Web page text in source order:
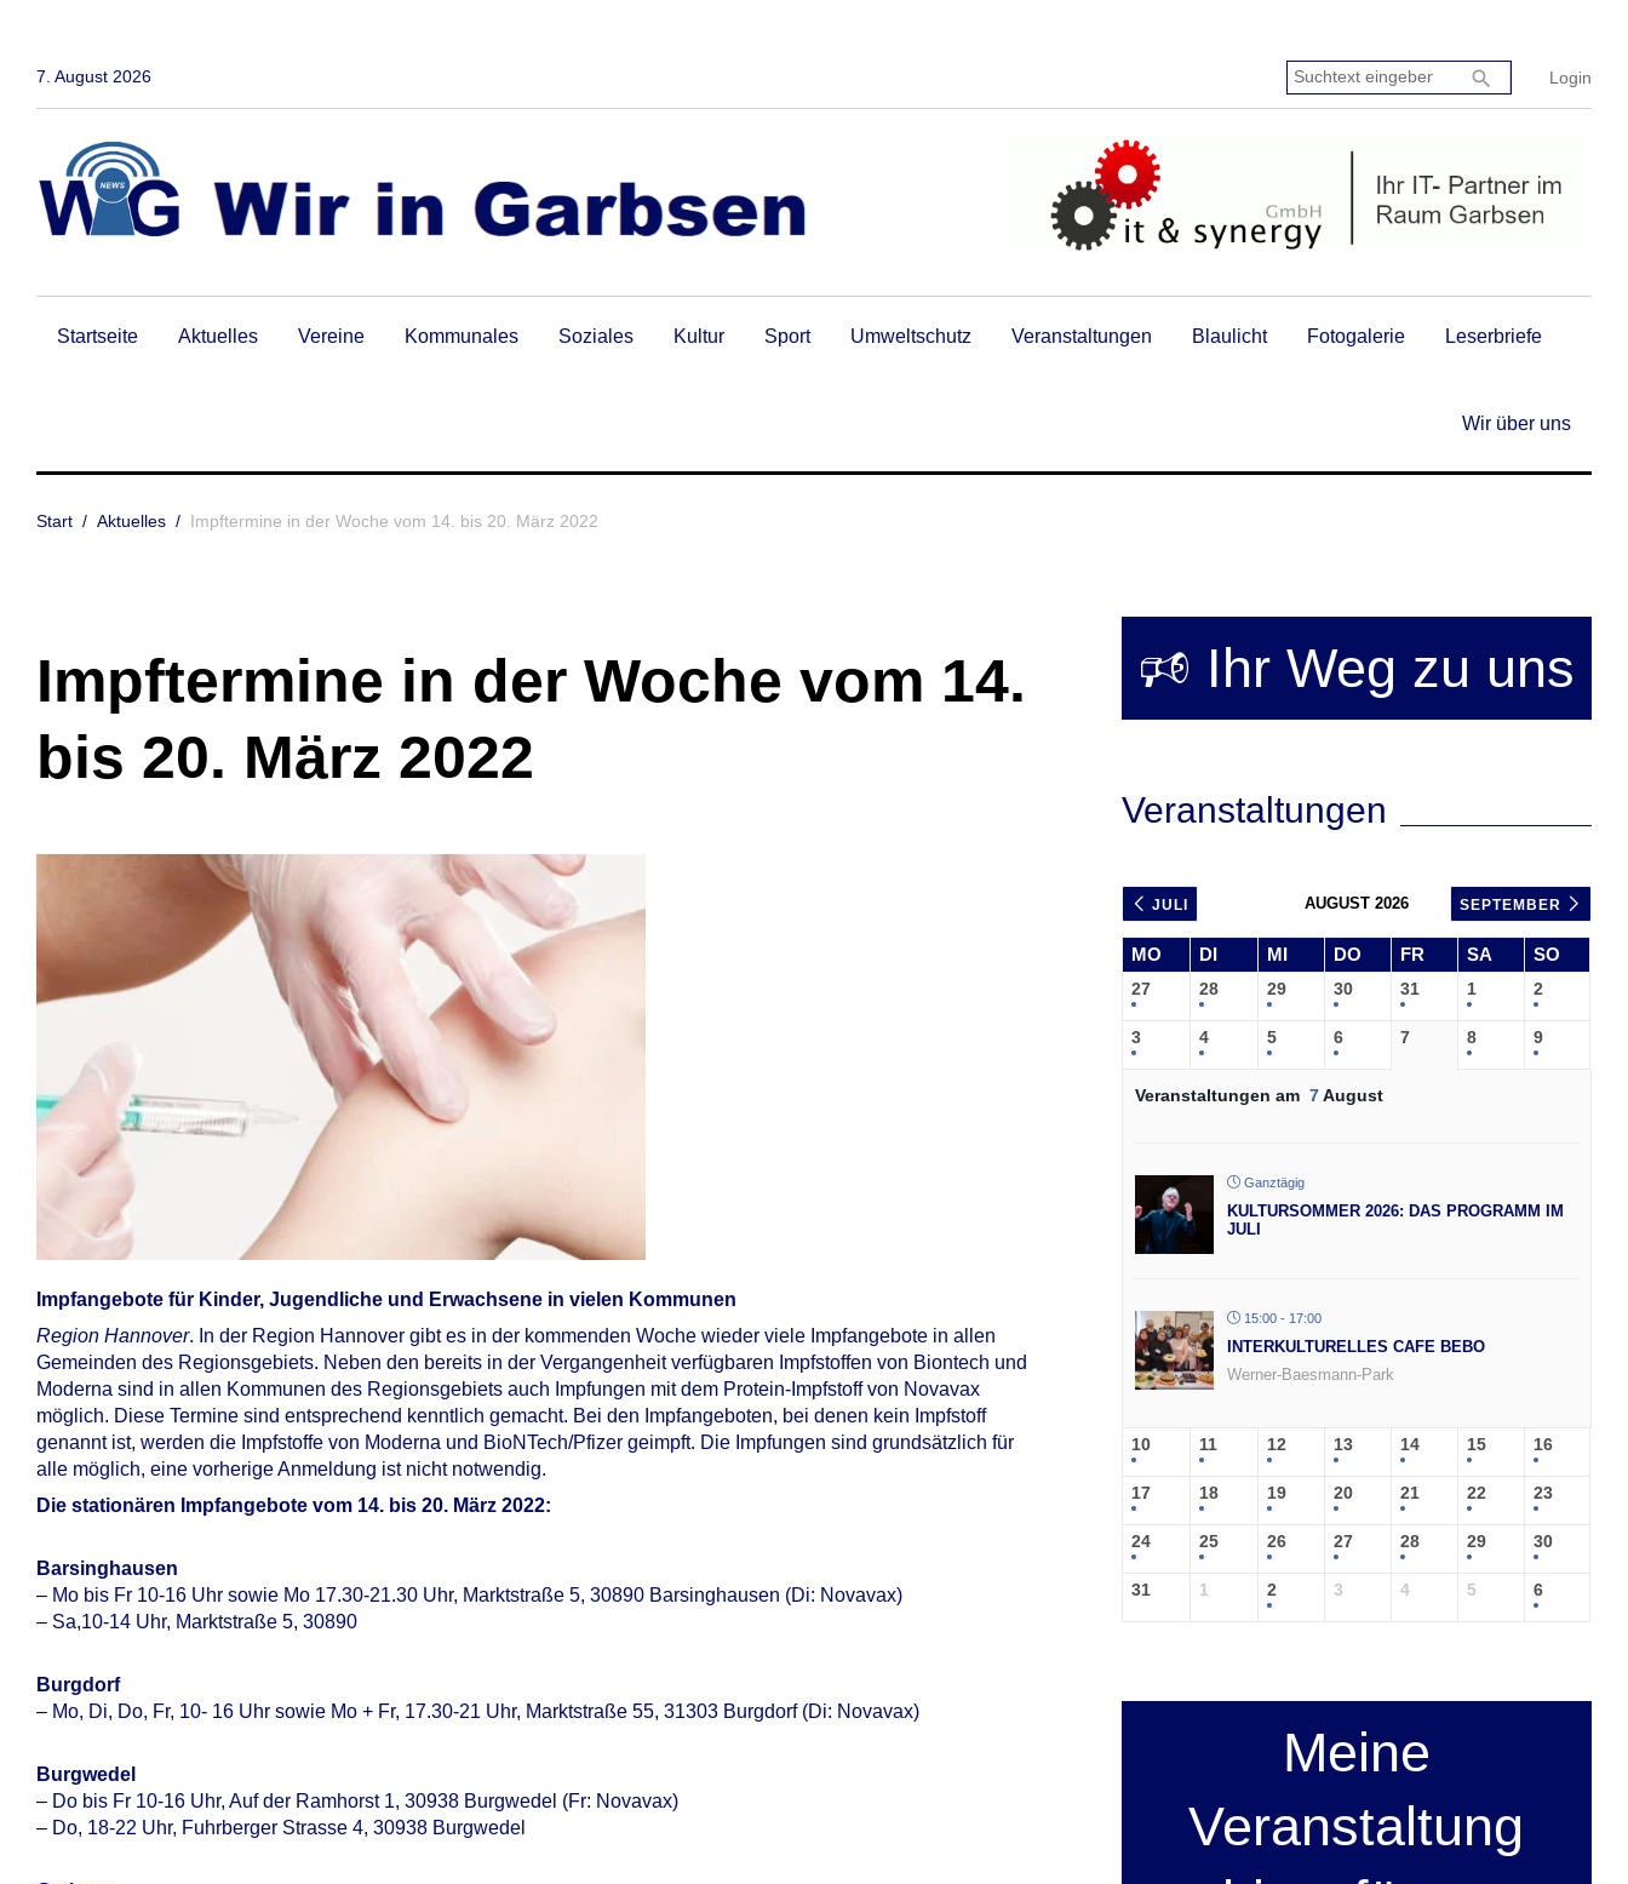
7. August 2026 Login
Suchtext
eingeben:
search
Startseite Aktuelles Vereine Kommunales Soziales Kultur Sport Umweltschutz Veranstaltungen Blaulicht Fotogalerie Leserbriefe
Wir über uns
Start / Aktuelles / Impftermine in der Woche vom 14. bis 20. März 2022
Impftermine in der Woche vom 14.
bis 20. März 2022
Impfangebote für Kinder, Jugendliche und Erwachsene in vielen Kommunen
Region Hannover. In der Region Hannover gibt es in der kommenden Woche wieder viele Impfangebote in allen
Gemeinden des Regionsgebiets. Neben den bereits in der Vergangenheit verfügbaren Impfstoffen von Biontech und
Moderna sind in allen Kommunen des Regionsgebiets auch Impfungen mit dem Protein-Impfstoff von Novavax
möglich. Diese Termine sind entsprechend kenntlich gemacht. Bei den Impfangeboten, bei denen kein Impfstoff
genannt ist, werden die Impfstoffe von Moderna und BioNTech/Pfizer geimpft. Die Impfungen sind grundsätzlich für
alle möglich, eine vorherige Anmeldung ist nicht notwendig.
Die stationären Impfangebote vom 14. bis 20. März 2022:
Barsinghausen
– Mo bis Fr 10-16 Uhr sowie Mo 17.30-21.30 Uhr, Marktstraße 5, 30890 Barsinghausen (Di: Novavax)
– Sa,10-14 Uhr, Marktstraße 5, 30890
Burgdorf
– Mo, Di, Do, Fr, 10- 16 Uhr sowie Mo + Fr, 17.30-21 Uhr, Marktstraße 55, 31303 Burgdorf (Di: Novavax)
Burgwedel
– Do bis Fr 10-16 Uhr, Auf der Ramhorst 1, 30938 Burgwedel (Fr: Novavax)
– Do, 18-22 Uhr, Fuhrberger Strasse 4, 30938 Burgwedel
🕫 Ihr Weg zu uns
Veranstaltungen
JULI AUGUST 2026 SEPTEMBER
MO DI MI DO FR SA SO
27 28 29 30 31 1 2
3 4 5 6 7 8 9
Veranstaltungen am 7August
Ganztägig
KULTURSOMMER 2026: DAS PROGRAMM IM
JULI
15:00 - 17:00
INTERKULTURELLES CAFE BEBO
Werner-Baesmann-Park
10 11 12 13 14 15 16
17 18 19 20 21 22 23
24 25 26 27 28 29 30
31 1 2 3 4 5 6
Meine
Veranstaltung